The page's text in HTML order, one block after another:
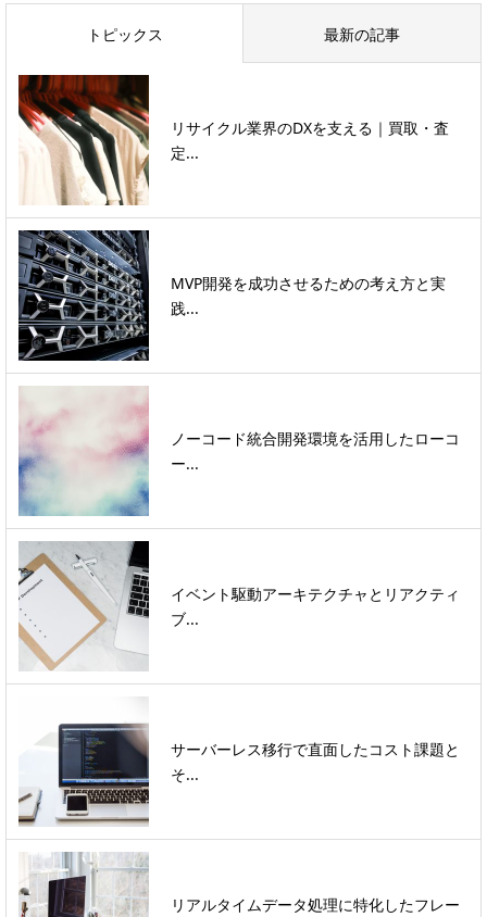
トピックス 最新の記事
リサイクル業界のDXを支える｜買取・査
定...
MVP開発を成功させるための考え方と実
践...
ノーコード統合開発環境を活用したローコ
ー...
イベント駆動アーキテクチャとリアクティ
ブ...
サーバーレス移行で直面したコスト課題と
そ...
リアルタイムデータ処理に特化したフレー